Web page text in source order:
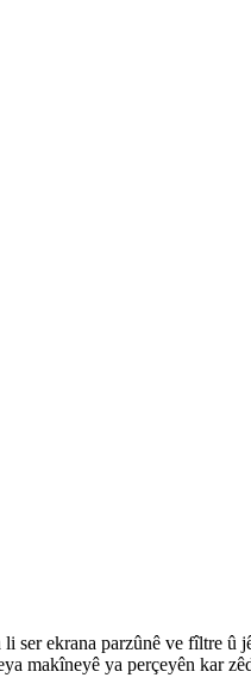
ekrana parzûnê ve fîltre û
makîneyê ya perçeyên kar